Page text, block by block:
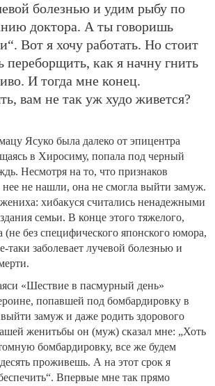
болезнью и удим рыбу по
доктора. А ты говоришь
Вот я хочу работать. Но стоит
переборщить, как я начну гнить
И тогда мне конец.
вам не так уж худо живется?
Ясуко была далеко от эпицентра
в Хиросиму, попала под черный
Несмотря на то, что признаков
нее не нашли, она не смогла выйти замуж.
хибакуся считались ненадежными
семьи. В конце этого тяжелого,
(не без специфического японского юмора,
таки заболевает лучевой болезнью и
«Шествие в пасмурный день»
попавшей под бомбардировку в
замуж и даже родить здорового
женитьбы он (муж) сказал мне: „Хоть
бомбардировку, все же будем
десять проживешь. А на этот срок я
Впервые мне так прямо